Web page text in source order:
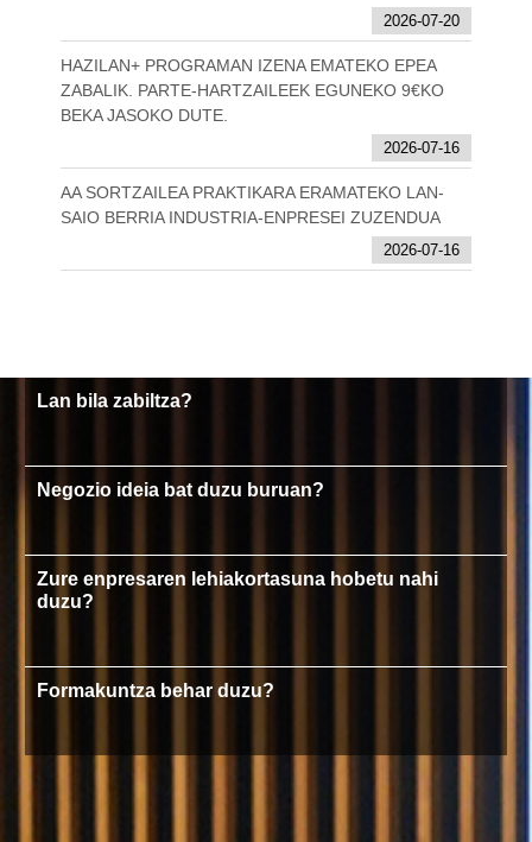
2026-07-20
HAZILAN+ PROGRAMAN IZENA EMATEKO EPEA
ZABALIK. PARTE-HARTZAILEEK EGUNEKO 9€KO
BEKA JASOKO DUTE.
2026-07-16
AA SORTZAILEA PRAKTIKARA ERAMATEKO LAN-
SAIO BERRIA INDUSTRIA-ENPRESEI ZUZENDUA
2026-07-16
Lan bila zabiltza?
Negozio ideia bat duzu buruan?
Zure enpresaren lehiakortasuna hobetu nahi
duzu?
Formakuntza behar duzu?